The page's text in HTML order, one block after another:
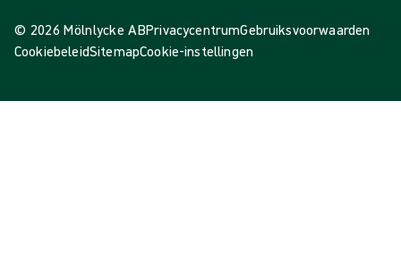
© 2026 Mölnlycke ABPrivacycentrumGebruiksvoorwaarden
CookiebeleidSitemapCookie-instellingen